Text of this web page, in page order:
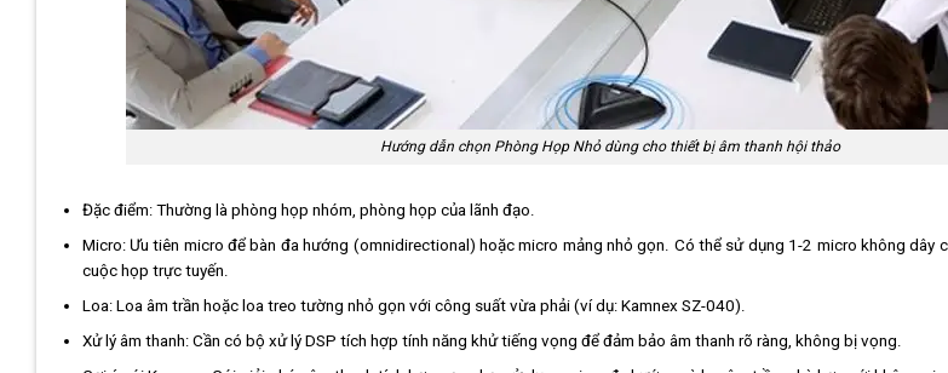
Hướng dẫn chọn Phòng Họp Nhỏ dùng cho thiết bị âm thanh hội thảo
Đặc điểm: Thường là phòng họp nhóm, phòng họp của lãnh đạo.
Micro: Ưu tiên micro để bàn đa hướng (omnidirectional) hoặc micro mảng nhỏ gọn. Có thể sử dụng 1-2 micro không dây
cuộc họp trực tuyến.
Loa: Loa âm trần hoặc loa treo tường nhỏ gọn với công suất vừa phải (ví dụ: Kamnex SZ-040).
Xử lý âm thanh: Cần có bộ xử lý DSP tích hợp tính năng khử tiếng vọng để đảm bảo âm thanh rõ ràng, không bị vọng.